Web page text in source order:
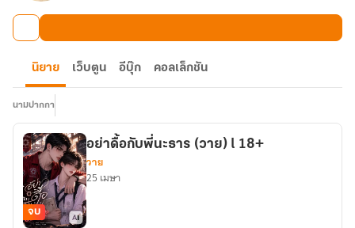
นิยาย เว็บตูน อีบุ๊ก คอลเล็กชัน
นามปากกา
จบ
อย่าดื้อกับพี่นะธาร (วาย) l 18+
วาย
25 เมษา